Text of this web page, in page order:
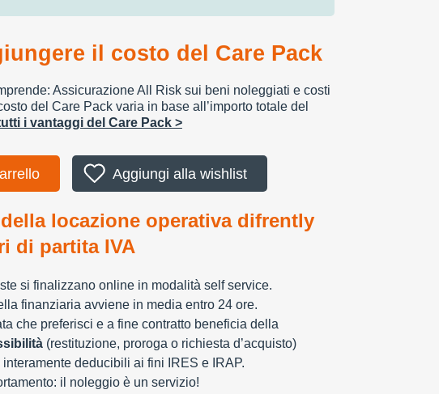
il costo del Care Pack
Assicurazione All Risk sui beni noleggiati e costi
del Care Pack varia in base all’importo totale del
i vantaggi del Care Pack >
Aggiungi alla wishlist
locazione operativa difrently
di partita IVA
si finalizzano online in modalità self service.
finanziaria avviene in media entro 24 ore.
che preferisci e a fine contratto beneficia della
(restituzione, proroga o richiesta d’acquisto)
interamente deducibili ai fini IRES e IRAP.
il noleggio è un servizio!